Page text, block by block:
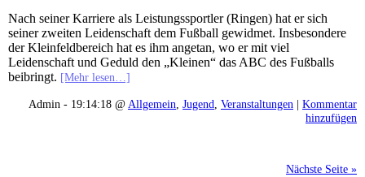
Nach seiner Karriere als Leistungssportler (Ringen) hat er sich
seiner zweiten Leidenschaft dem Fußball gewidmet. Insbesondere
der Kleinfeldbereich hat es ihm angetan, wo er mit viel
Leidenschaft und Geduld den „Kleinen“ das ABC des Fußballs
beibringt. [Mehr lesen…]
Admin - 19:14:18 @ Allgemein Jugend Veranstaltungen | Kommentar
hinzufügen
Nächste Seite »